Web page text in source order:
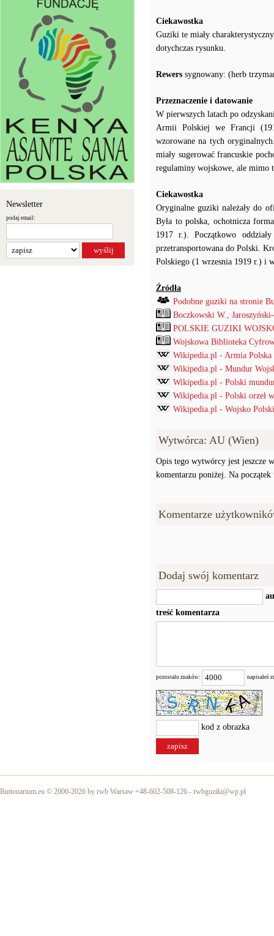
Newsletter
podaj email:
Ciekawostka
Guziki te miały
dotychczas rysunku.
Rewers sygnowany: (herb
Przeznaczenie i datowanie
W pierwszych latach po
Armii Polskiej we Francji
wzorowane na tych
miały sugerować francuskie
regulaminy wojskowe, ale mimo
Ciekawostka
Oryginalne guziki należały do
Była to polska, ochotnicza
1917 r.). Początkowo
przetransportowana do Polski.
Polskiego (1 wrzesnia 1919 r.) i
Źródła
Podobne guziki na stronie
Boczkowski W.,
POLSKIE GUZIKI
Wojskowa Biblioteka
Wikipedia.pl - Armia Polska
Wikipedia.pl - Mundur
Wikipedia.pl - Polski
Wikipedia.pl - Polski orzeł
Wikipedia.pl - Wojsko
Wytwórca: AU (Wien)
Opis tego wytwórcy jest jeszcze
komentarzu poniżej. Na
Komentarze
Dodaj swój komentarz
treść komentarza
pozostało znaków: napisałeś
kod z obrazka
Buttonarium.eu © 2000-2026 by rwb Warsaw +48-602-508-126 - rwbguziki@wp.pl